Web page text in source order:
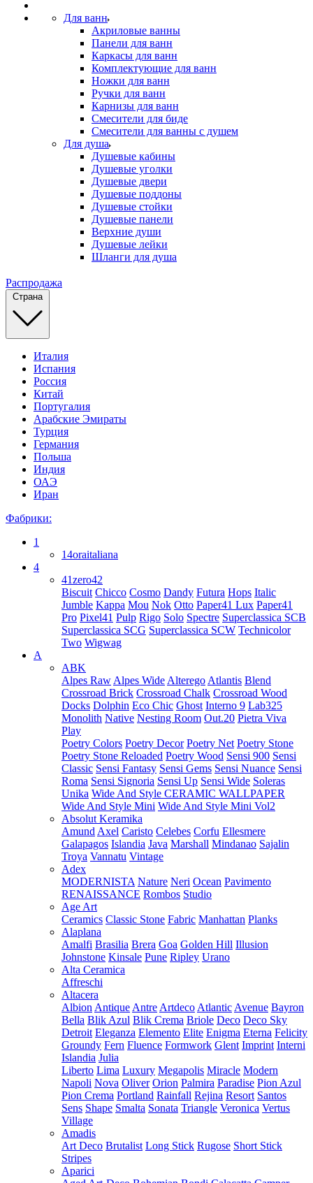
Для ванн
Акриловые ванны
Панели для ванн
Каркасы для ванн
Комплектующие для ванн
Ножки для ванн
Ручки для ванн
Карнизы для ванн
Смесители для биде
Смесители для ванны с душем
Для душа
Душевые кабины
Душевые уголки
Душевые двери
Душевые поддоны
Душевые стойки
Душевые панели
Верхние души
Душевые лейки
Шланги для душа
Распродажа
Страна
Италия
Испания
Россия
Китай
Португалия
Арабские Эмираты
Турция
Германия
Польша
Индия
ОАЭ
Иран
Фабрики:
1
14oraitaliana
4
41zero42
Biscuit Chicco Cosmo Dandy Futura Hops Italic
Jumble Kappa Mou Nok Otto Paper41 Lux Paper41
Pro Pixel41 Pulp Rigo Solo Spectre Superclassica SCB
Superclassica SCG Superclassica SCW Technicolor
Two Wigwag
A
ABK
Alpes Raw Alpes Wide Alterego Atlantis Blend
Crossroad Brick Crossroad Chalk Crossroad Wood
Docks Dolphin Eco Chic Ghost Interno 9 Lab325
Monolith Native Nesting Room Out.20 Pietra Viva
Play
Poetry Colors Poetry Decor Poetry Net Poetry Stone
Poetry Stone Reloaded Poetry Wood Sensi 900 Sensi
Classic Sensi Fantasy Sensi Gems Sensi Nuance Sensi
Roma Sensi Signoria Sensi Up Sensi Wide Soleras
Unika Wide And Style CERAMIC WALLPAPER
Wide And Style Mini Wide And Style Mini Vol2
Absolut Keramika
Amund Axel Caristo Celebes Corfu Ellesmere
Galapagos Islandia Java Marshall Mindanao Sajalin
Troya Vannatu Vintage
Adex
MODERNISTA Nature Neri Ocean Pavimento
RENAISSANCE Rombos Studio
Age Art
Ceramics Classic Stone Fabric Manhattan Planks
Alaplana
Amalfi Brasilia Brera Goa Golden Hill Illusion
Johnstone Kinsale Pune Ripley Urano
Alta Ceramica
Affreschi
Altacera
Albion Antique Antre Artdeco Atlantic Avenue Bayron
Bella Blik Azul Blik Crema Briole Deco Deco Sky
Detroit Eleganza Elemento Elite Enigma Eterna Felicity
Groundy Fern Fluence Formwork Glent Imprint Interni
Islandia Julia
Liberto Lima Luxury Megapolis Miracle Modern
Napoli Nova Oliver Orion Palmira Paradise Pion Azul
Pion Crema Portland Rainfall Rejina Resort Santos
Sens Shape Smalta Sonata Triangle Veronica Vertus
Village
Amadis
Art Deco Brutalist Long Stick Rugose Short Stick
Stripes
Aparici